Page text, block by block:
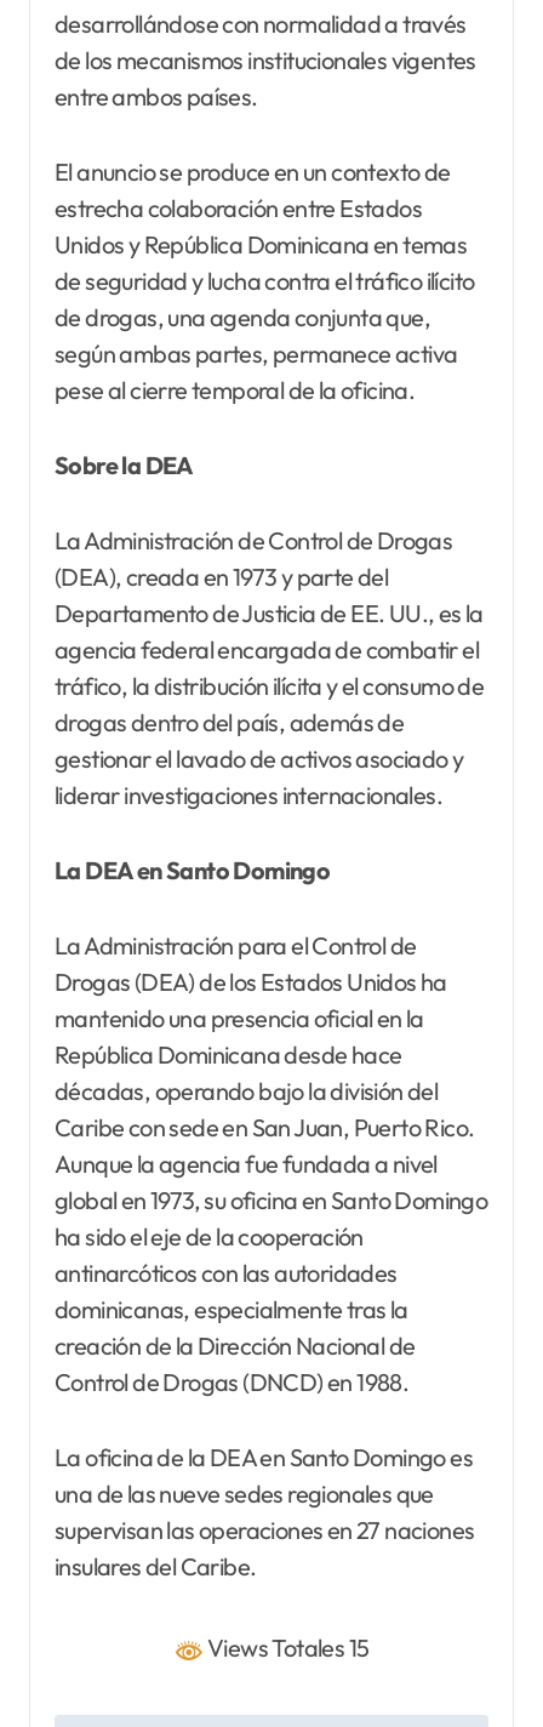
desarrollándose con normalidad a través
de los mecanismos institucionales vigentes
entre ambos países.
El anuncio se produce en un contexto de
estrecha colaboración entre Estados
Unidos y República Dominicana en temas
de seguridad y lucha contra el tráfico ilícito
de drogas, una agenda conjunta que,
según ambas partes, permanece activa
pese al cierre temporal de la oficina.
Sobre la DEA
La Administración de Control de Drogas
(DEA), creada en 1973 y parte del
Departamento de Justicia de EE. UU., es la
agencia federal encargada de combatir el
tráfico, la distribución ilícita y el consumo de
drogas dentro del país, además de
gestionar el lavado de activos asociado y
liderar investigaciones internacionales.
La DEA en Santo Domingo
La Administración para el Control de
Drogas (DEA) de los Estados Unidos ha
mantenido una presencia oficial en la
República Dominicana desde hace
décadas, operando bajo la división del
Caribe con sede en San Juan, Puerto Rico.
Aunque la agencia fue fundada a nivel
global en 1973, su oficina en Santo Domingo
ha sido el eje de la cooperación
antinarcóticos con las autoridades
dominicanas, especialmente tras la
creación de la Dirección Nacional de
Control de Drogas (DNCD) en 1988.
La oficina de la DEA en Santo Domingo es
una de las nueve sedes regionales que
supervisan las operaciones en 27 naciones
insulares del Caribe.
Views Totales 15